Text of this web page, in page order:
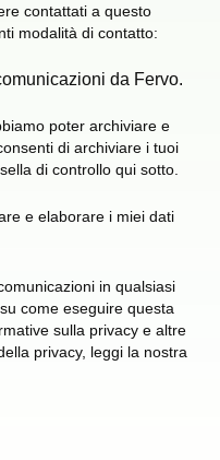
contattati a questo
modalità di contatto:
da Fervo.
poter archiviare e
di archiviare i tuoi
di controllo qui sotto.
e elaborare i miei dati
in qualsiasi
come eseguire questa
sulla privacy e altre
privacy, leggi la nostra